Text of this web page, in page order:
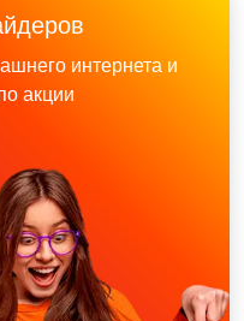
интернета и
акции